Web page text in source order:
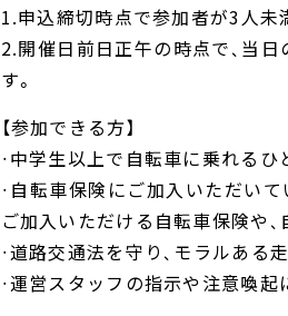
1.申込締切時点で参加者が3人未
2.開催日前日正午の時点で、当
す。
【参加できる方】
・中学生以上で自転車に乗れるひ
・自転車保険にご加入いただい
ご加入いただける自転車保険や、
・道路交通法を守り、モラルある
・運営スタッフの指示や注意喚起